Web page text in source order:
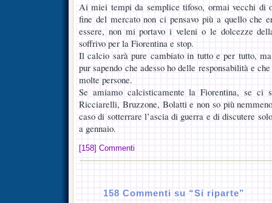
Ai miei tempi da semplice tifoso, ormai vecchi di
fine del mercato non ci pensavo più a quello che
essere, non mi portavo i veleni o le dolcezze
soffrivo per la Fiorentina e stop.
Il calcio sarà pure cambiato in tutto e per tutto,
pur sapendo che adesso ho delle responsabilità e
molte persone.
Se amiamo calcisticamente la Fiorentina, se ci
Ricciarelli, Bruzzone, Bolatti e non so più
caso di sotterrare l’ascia di guerra e di discutere
a gennaio.
[158] Commenti
158 Commenti su “Si riparte”